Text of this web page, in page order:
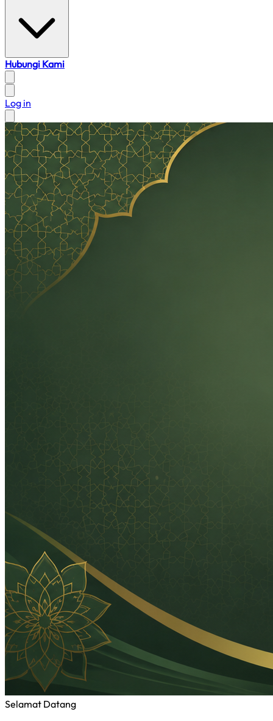
Hubungi Kami
Log in
Selamat Datang